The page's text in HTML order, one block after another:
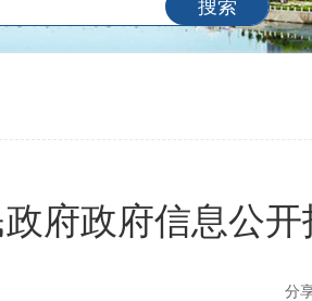
搜索
府政府信息公开
分